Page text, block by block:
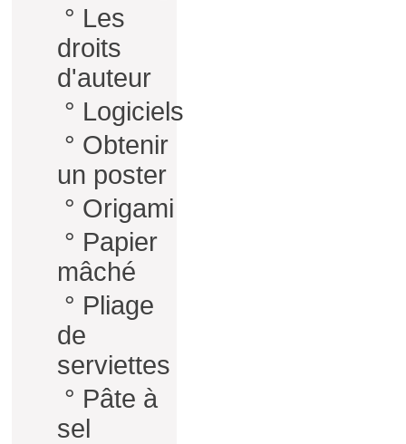
° Les
droits
d'auteur
° Logiciels
° Obtenir
un poster
° Origami
° Papier
mâché
° Pliage
de
serviettes
° Pâte à
sel